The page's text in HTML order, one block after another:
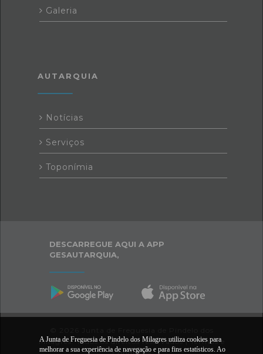
Galeria
AUTARQUIA
Notícias
Serviços
Toponímia
DESCARREGUE AQUI A APP
GESAUTARQUIA,
Milagres. Todos os direitos reservados |Termos e
A Junta de Freguesia de Pindelo dos Milagres utiliza cookies para
melhorar a sua experiência de navegação e para fins estatísticos. Ao